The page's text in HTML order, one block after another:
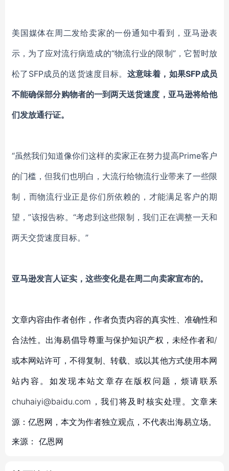
美国媒体在周二发给卖家的一份通知中看到，亚马逊表
示，为了应对流行病造成的“物流行业的限制”，它暂时放
松了SFP成员的送货速度目标。 这意味着，如果SFP成员
不能确保部分购物者的一到两天送货速度，亚马逊将给他
们发放通行证。
“虽然我们知道像你们这样的卖家正在努力提高Prime客户
的门槛，但我们也明白，大流行给物流行业带来了一些限
制，而物流行业正是你们所依赖的，才能满足客户的期
望，”该报告称。“考虑到这些限制，我们正在调整一天和
两天交货速度目标。”
亚马逊发言人证实，这些变化是在周二向卖家宣布的。
文章内容由作者创作，作者负责内容的真实性、准确性和
合法性。出海易倡导尊重与保护知识产权，未经作者和/
或本网站许可，不得复制、转载、或以其他方式使用本网
站内容。如发现本站文章存在版权问题，烦请联系
chuhaiyi@baidu.com，我们将及时核实处理。文章来
源：亿恩网，本文为作者独立观点，不代表出海易立场。
来源： 亿恩网